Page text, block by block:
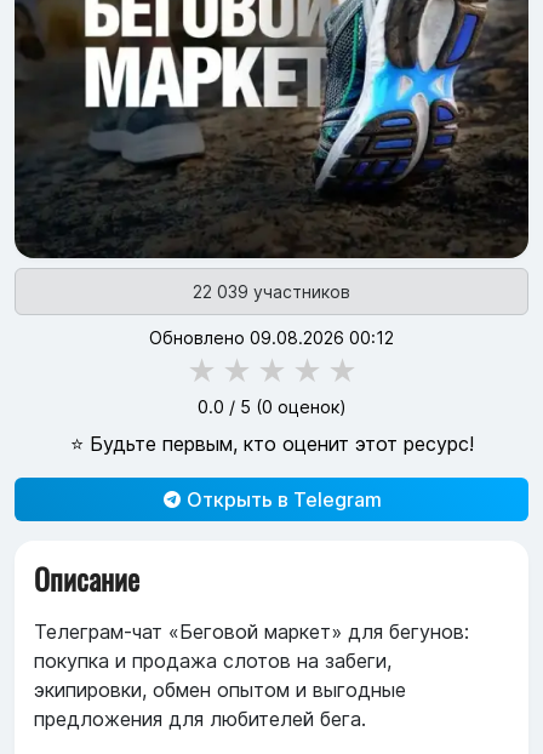
22 039 участников
Обновлено 09.08.2026 00:12
★ ★ ★ ★ ★
0.0 / 5 (0 оценок)
⭐ Будьте первым, кто оценит этот ресурс!
Открыть в Telegram
Описание
Телеграм-чат «Беговой маркет» для бегунов:
покупка и продажа слотов на забеги,
экипировки, обмен опытом и выгодные
предложения для любителей бега.